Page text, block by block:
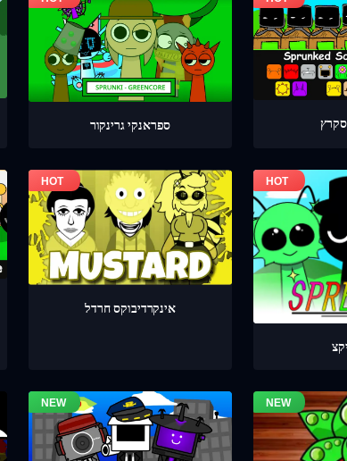
ספראנקי גרינקור
אינקרדיבוקס חרדל